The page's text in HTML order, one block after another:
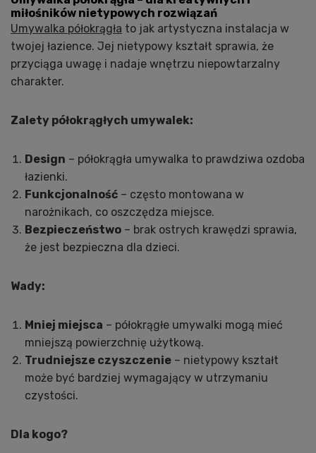
miłośników nietypowych rozwiązań
Umywalka półokrągła to jak artystyczna instalacja w
twojej łazience. Jej nietypowy kształt sprawia, że
przyciąga uwagę i nadaje wnętrzu niepowtarzalny
charakter.
Zalety półokrągłych umywalek:
Design – półokrągła umywalka to prawdziwa ozdoba
łazienki.
Funkcjonalność – często montowana w
narożnikach, co oszczędza miejsce.
Bezpieczeństwo – brak ostrych krawędzi sprawia,
że jest bezpieczna dla dzieci.
Wady:
Mniej miejsca – półokrągłe umywalki mogą mieć
mniejszą powierzchnię użytkową.
Trudniejsze czyszczenie – nietypowy kształt
może być bardziej wymagający w utrzymaniu
czystości.
Dla kogo?